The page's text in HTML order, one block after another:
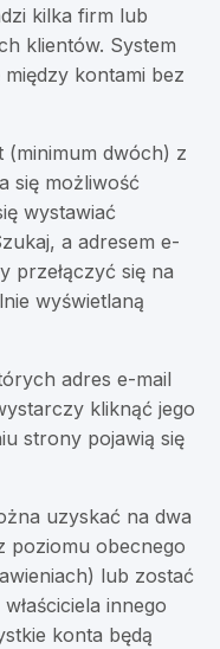
kilka firm lub
klientów. System
między kontami bez
(minimum dwóch) z
się możliwość
wystawiać
a adresem e-
przełączyć się na
wyświetlaną
adres e-mail
kliknąć jego
strony pojawią się
uzyskać na dwa
poziomu obecnego
lub zostać
innego
konta będą